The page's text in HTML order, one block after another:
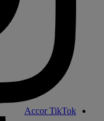
Accor TikTok